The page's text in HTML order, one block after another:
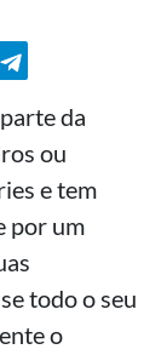
da
ou
e tem
por um
todo o seu
o